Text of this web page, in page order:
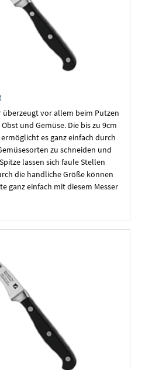
überzeugt vor allem beim Putzen
und Gemüse. Die bis zu 9cm
es ganz einfach durch
zu schneiden und
lassen sich faule Stellen
die handliche Größe können
ganz einfach mit diesem Messer